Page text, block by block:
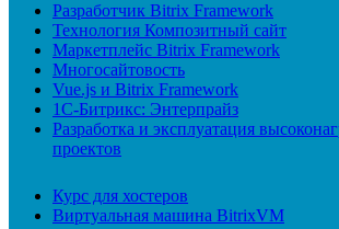
Разработчик Bitrix Framework
Технология Композитный сайт
Маркетплейс Bitrix Framework
Многосайтовость
Vue.js и Bitrix Framework
1С-Битрикс: Энтерпрайз
Разработка и эксплуатация
проектов
Курс для хостеров
Виртуальная машина BitrixVM